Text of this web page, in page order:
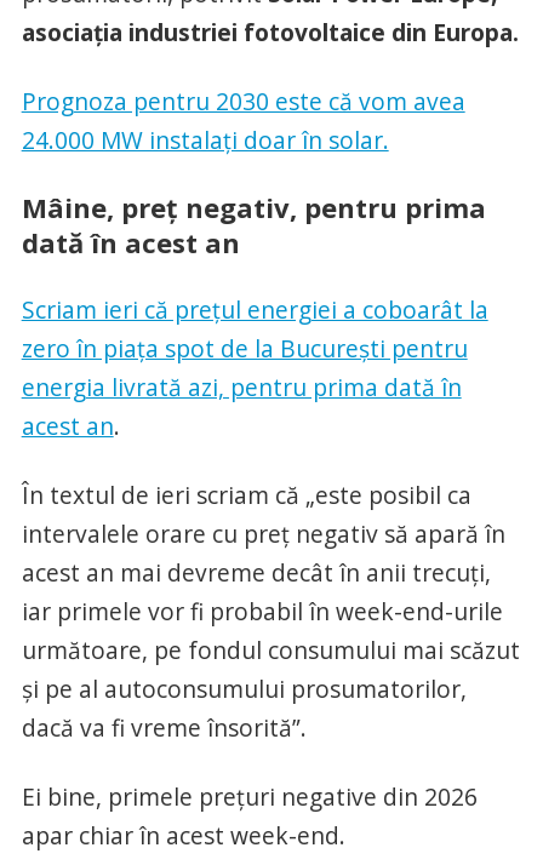
asociația industriei fotovoltaice din Europa.
Prognoza pentru 2030 este că vom avea
24.000 MW instalați doar în solar.
Mâine, preț negativ, pentru prima
dată în acest an
Scriam ieri că prețul energiei a coboarât la
zero în piața spot de la București pentru
energia livrată azi, pentru prima dată în
acest an.
În textul de ieri scriam că „este posibil ca
intervalele orare cu preț negativ să apară în
acest an mai devreme decât în anii trecuți,
iar primele vor fi probabil în week-end-urile
următoare, pe fondul consumului mai scăzut
și pe al autoconsumului prosumatorilor,
dacă va fi vreme însorită”.
Ei bine, primele prețuri negative din 2026
apar chiar în acest week-end.